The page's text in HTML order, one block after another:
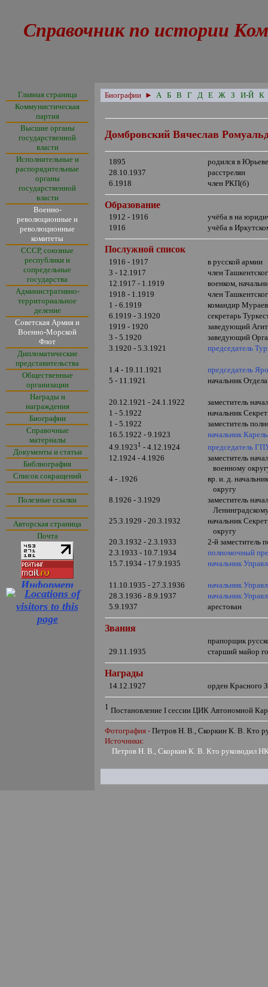
Справочник по истории
Главная страница
Коммунистическая
партия
Высшие органы
государственной
власти
Исполнительные и
распорядительные
органы
государственной
власти
Военно-
революционные и
революционные
комитеты
СССР, союзные
республики и
сопредельные
государства
Административно-
территориальное
деление
Советская Армия и
Военно-Морской
Флот
Дипломатические
представительства
Общественные
организации
Награды и
награждения
Биографии
Справочные
материалы
Документы и статьи
Библиография
Список сокращений
Полезные ссылки
Авторская страница
Почта
Биографии ► А Б В Г Д Е Ж З И-Й К
Домбровский Вячеслав
1895
родился в
28.10.1937
расстрелян
6.1918
член РКП(б)
Образование
1912 - 1916
учёба в на
1916
учёба в
Послужной список
1916 - 1917
в русской армии
3 - 12.1917
член
12.1917 - 1.1919
военком,
1918 - 1.1919
член
1 - 6.1919
командир
6.1919 - 3.1920
секретарь
1919 - 1920
заведующий
3 - 5.1920
заведующий
3.1920 - 5.3.1921
председатель
1.4 - 19.11.1921
председатель
5 - 11.1921
начальник
20.12.1921 - 24.1.1922
заместитель
1 - 5.1922
начальник
1 - 5.1922
заместитель
16.5.1922 - 9.1923
начальник
4.9.19231 - 4.12.1924
председатель
12.1924 - 4.1926
заместитель
военному
4 - .1926
вр. и. д.
округу
8.1926 - 3.1929
заместитель
25.3.1929 - 20.3.1932
начальник
округу
20.3.1932 - 2.3.1933
2-й заместитель
2.3.1933 - 10.7.1934
полномочный
15.7.1934 - 17.9.1935
начальник
11.10.1935 - 27.3.1936
начальник
28.3.1936 - 8.9.1937
начальник
5.9.1937
арестован
Звания
прапорщик
29.11.1935
старший майор
Награды
14.12.1927 орден Красного
1 ПостановлениеI сессии ЦИК Автономной
Фотография -Петров Н. В., Скоркин К. В. Кто
Источники:
Петров Н. В., Скоркин К. В. Кто руководил